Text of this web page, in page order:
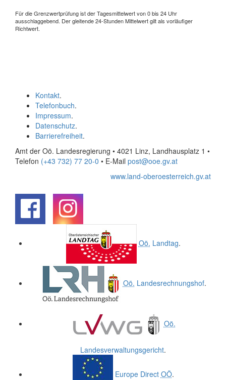
Für die Grenzwertprüfung ist der Tagesmittelwert von 0 bis 24 Uhr
ausschlaggebend. Der gleitende 24-Stunden Mittelwert gilt als vorläufiger
Richtwert.
Kontakt.
Telefonbuch.
Impressum.
Datenschutz.
Barrierefreiheit.
Amt der Oö. Landesregierung • 4021 Linz, Landhausplatz 1 •
Telefon (+43 732) 77 20-0 • E-Mail post@ooe.gv.at
www.land-oberoesterreich.gv.at
Oö. Landtag.
Oö. Landesrechnungshof.
Oö.
Landesverwaltungsgericht.
Europe Direct OÖ.